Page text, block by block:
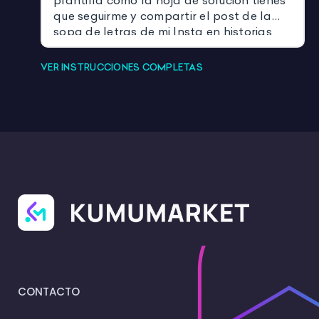
que seguirme y compartir el post de la
sopa de letras de mi Insta en historias
mencionándome --> @patri_forestal
VER INSTRUCCIONES COMPLETAS
CONTACTO